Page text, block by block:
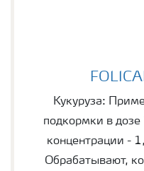
Кукуруза:
подкормки в
концентрации -
Обрабатывают,